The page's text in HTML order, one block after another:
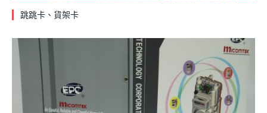
跳跳卡、貨架卡